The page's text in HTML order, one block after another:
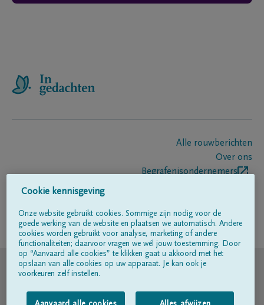
Alle rouwberichten
Over ons
Begrafenisondernemers
Volg ons op
© DELA
Gebruiksvoorwaarden
Cookie kennisgeving
Onze website gebruikt cookies. Sommige zijn nodig voor de
goede werking van de website en plaatsen we automatisch. Andere
cookies worden gebruikt voor analyse, marketing of andere
functionaliteiten; daarvoor vragen we wél jouw toestemming. Door
op “Aanvaard alle cookies” te klikken gaat u akkoord met het
opslaan van alle cookies op uw apparaat. Je kan ook je
voorkeuren zelf instellen.